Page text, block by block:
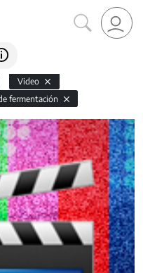
Video
fermentación